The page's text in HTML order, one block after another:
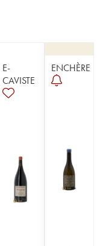
E-
CAVISTE
ENCHÈRE